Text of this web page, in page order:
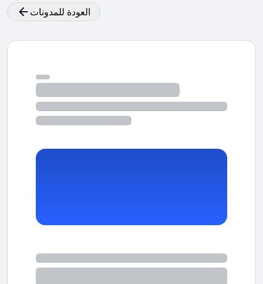
العودة للمدونات